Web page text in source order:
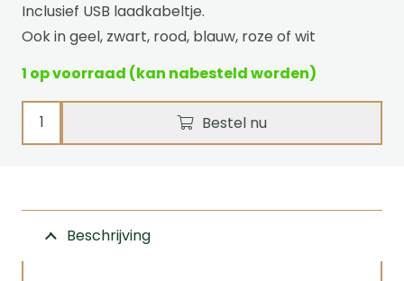
Inclusief USB laadkabeltje.
Ook in geel, zwart, rood, blauw, roze of wit
1 op voorraad (kan nabesteld worden)
Stopwatch
Ultimate
Rechargeable
aantal
Bestel nu
Beschrijving